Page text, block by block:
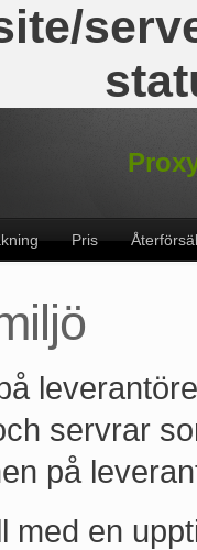
Pris
servrar
på
med en